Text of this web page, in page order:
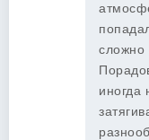
сложно
иногда